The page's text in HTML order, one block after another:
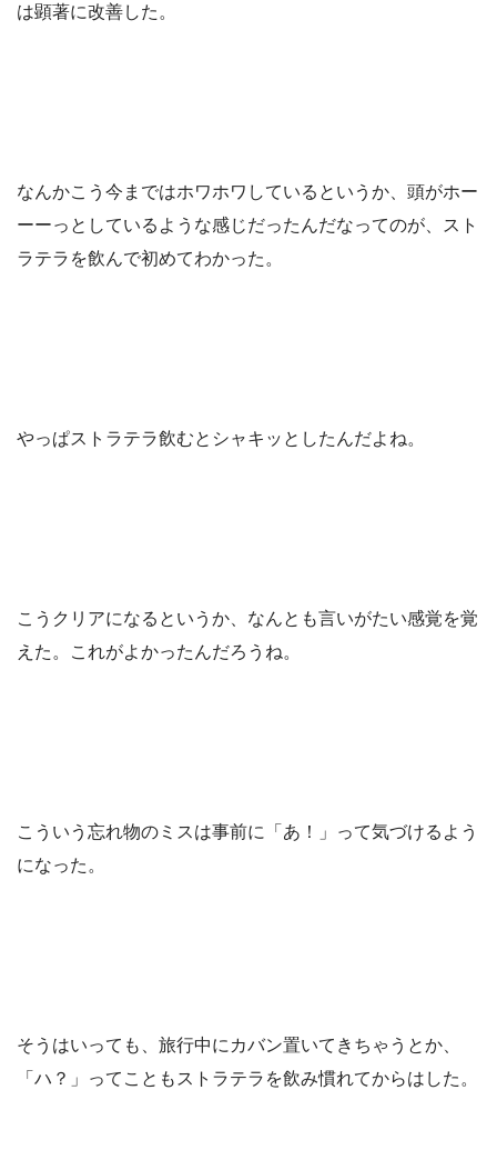
は顕著に改善した。
なんかこう今まではホワホワしているというか、頭がホー
ーーっとしているような感じだったんだなってのが、スト
ラテラを飲んで初めてわかった。
やっぱストラテラ飲むとシャキッとしたんだよね。
こうクリアになるというか、なんとも言いがたい感覚を覚
えた。これがよかったんだろうね。
こういう忘れ物のミスは事前に「あ！」って気づけるよう
になった。
そうはいっても、旅行中にカバン置いてきちゃうとか、
「ハ？」ってこともストラテラを飲み慣れてからはした。